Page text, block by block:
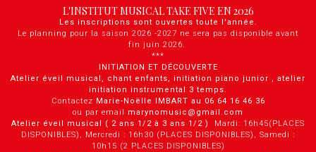
L'INSTITUT MUSICAL TAKE FIVE EN 2026
Les inscriptions sont ouvertes toute l'année.
Le planning pour la saison 2026 -2027 ne sera pas disponible avant
fin juin 2026.
***
INITIATION ET DÉCOUVERTE
Atelier éveil musical, chant enfants, initiation piano junior , atelier
initiation instrumental 3 temps.
Contactez Marie-Noëlle IMBART au 06 64 16 46 36
ou par email marynomusic@gmail.com
Atelier éveil musical ( 2 ans 1/2 à 3 ans 1/2 ) Mardi: 16h45(PLACES
DISPONIBLES), Mercredi : 16h30 (PLACES DISPONIBLES), Samedi :
10h15 (2 PLACES DISPONIBLES)
Panneau de gestion des cookies